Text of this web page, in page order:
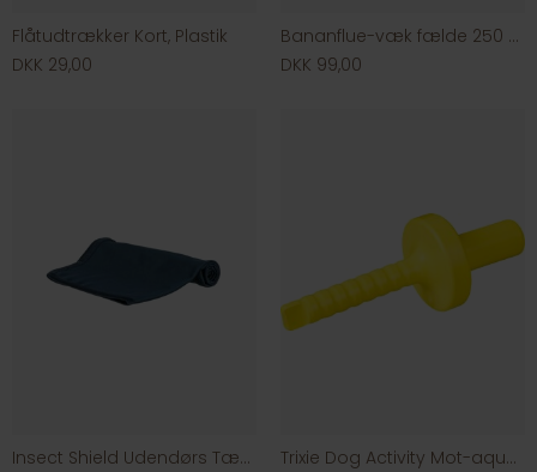
Flåtudtrækker Kort, Plastik
DKK 29,00
Bananflue-væk fælde 250 ml
DKK 99,00
Insect Shield Udendørs Tæppe
Trixie Dog Activity Mot-aqua 29 cm.